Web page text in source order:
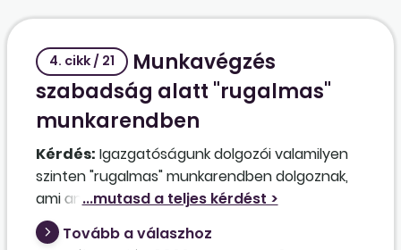
4. cikk / 21
Munkavégzés
szabadság alatt "rugalmas"
munkarendben
Kérdés: Igazgatóságunk dolgozói valamilyen
szinten "rugalmas" munkarendben dolgoznak,
ami annyit jelent, hogy kártyás
beléptetőrendszer méri a munkahelyen töltött
időt, és a napi munkaidő feletti esetleges
Tovább a válaszhoz